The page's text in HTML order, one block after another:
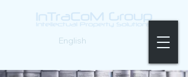
English